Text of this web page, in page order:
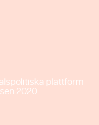
plattform
2020.